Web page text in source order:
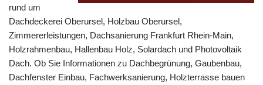
rund um
Dachdeckerei Oberursel, Holzbau Oberursel,
Zimmererleistungen, Dachsanierung Frankfurt Rhein‑Main,
Holzrahmenbau, Hallenbau Holz, Solardach und Photovoltaik
Dach. Ob Sie Informationen zu Dachbegrünung, Gaubenbau,
Dachfenster Einbau, Fachwerksanierung, Holzterrasse bauen